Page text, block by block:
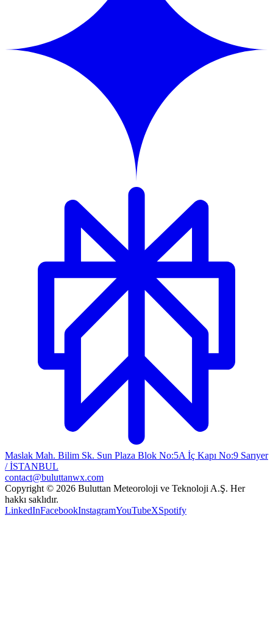
Maslak Mah. Bilim Sk. Sun Plaza Blok No:5A İç Kapı No:9 Sarıyer
/ İSTANBUL
contact@buluttanwx.com
Copyright © 2026 Buluttan Meteoroloji ve Teknoloji A.Ş. Her
hakkı saklıdır.
LinkedInFacebookInstagramYouTubeXSpotify